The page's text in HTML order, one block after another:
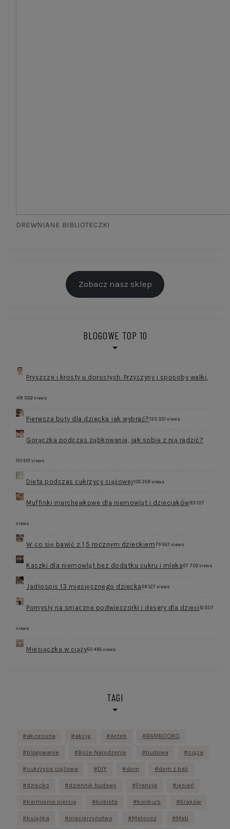
DREWNIANE BIBLIOTECZKI
Zobacz nasz sklep
BLOGOWE TOP 10
Pryszcze i krosty u dorosłych. Przyczyny i sposoby walki.
491 002 views
Pierwsze buty dla dziecka jak wybrać? 133 031 views
Gorączka podczas ząbkowania, jak sobie z nią radzić?
110 601 views
Dieta podczas cukrzycy ciążowej 105 358 views
Muffinki marchewkowe dla niemowląt i dzieciaków 83 107
views
W co się bawić z 1,5 rocznym dzieckiem 79 667 views
Kaszki dla niemowląt bez dodatku cukru i mleka 67 702 views
Jadłospis 13 miesięcznego dziecka 58 127 views
Pomysły na smaczne podwieczorki i desery dla dzieci 51 507
views
Miesiączka w ciąży50 495 views
TAGI
akcesoria akcje Antek BAMBOOKO
blogowanie Boże Narodzenie budowa ciąża
cukrzyca ciążowa DIY dom dom z bali
dziecko dziennik budowy Francja jesień
karmienie piersią kobieta konkurs Kraków
książka macierzyństwo Mateusz Mati